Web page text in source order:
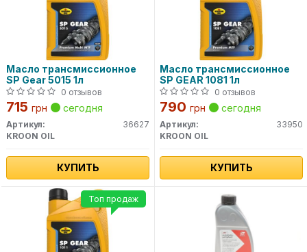
Масло трансмиссионное
SP Gear 5015 1л
0 отзывов
715 грн сегодня
Артикул:
36627
KROON OIL
КУПИТЬ
Масло трансмиссионное
SP GEAR 1081 1л
0 отзывов
790 грн сегодня
Артикул:
33950
KROON OIL
КУПИТЬ
Топ продаж